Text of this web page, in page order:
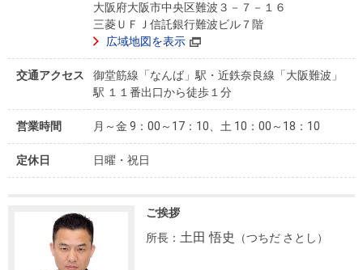
大阪府大阪市中央区難波３－７－１６
三菱ＵＦＪ信託銀行難波ビル７階
広域地図を表示
交通アクセス
御堂筋線「なんば」駅・近鉄奈良線「大阪難波」
駅 １１番出口から徒歩１分
営業時間 月～金 9：00～17：10、土 10：00～18：10
定休日 日曜・祝日
ご挨拶
所長： 土田 悟史 （つちだ さとし）